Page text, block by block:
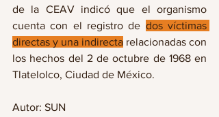
de la CEAV indicó que el organismo
cuenta con el registro de dos víctimas
directas y una indirecta relacionadas con
los hechos del 2 de octubre de 1968 en
Tlatelolco, Ciudad de México.
Autor: SUN